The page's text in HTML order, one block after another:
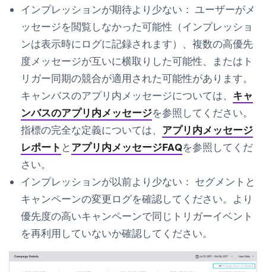
インプレッションが期待より少ない： ユーザーがメ
ッセージを閲覧しなかった可能性（インプレッショ
ンは表示時にログに記録されます）、複数の高優先
度メッセージが互いに横取りした可能性、またはト
リガー同期の競合が適用された可能性があります。
キャンバスのアプリ内メッセージについては、 キャ
ンバスのアプリ内メッセージを参照してください。
指標の完全な定義については、 アプリ内メッセージ
レポート とアプリ内メッセージFAQを参照してくだ
さい。
インプレッションが以前より少ない： セグメントと
キャンペーンの変更ログを確認してください。より
優先度の高いキャンペーンで同じトリガーイベント
を再利用していないか確認してください。